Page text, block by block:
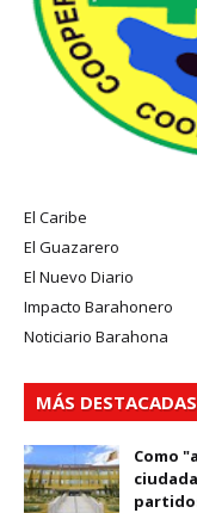
El Caribe
El Guazarero
El Nuevo Diario
Impacto Barahonero
Noticiario Barahona
MÁS DESTACADAS
Como